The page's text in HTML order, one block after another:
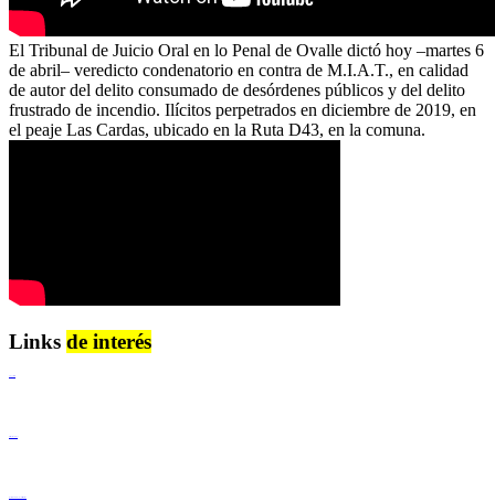
El Tribunal de Juicio Oral en lo Penal de Ovalle dictó hoy –martes 6
de abril– veredicto condenatorio en contra de M.I.A.T., en calidad
de autor del delito consumado de desórdenes públicos y del delito
frustrado de incendio. Ilícitos perpetrados en diciembre de 2019, en
el peaje Las Cardas, ubicado en la Ruta D43, en la comuna.
Links de interés